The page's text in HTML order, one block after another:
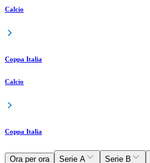
Calcio
Coppa Italia
Calcio
Coppa Italia
Ora per ora Serie A Serie B